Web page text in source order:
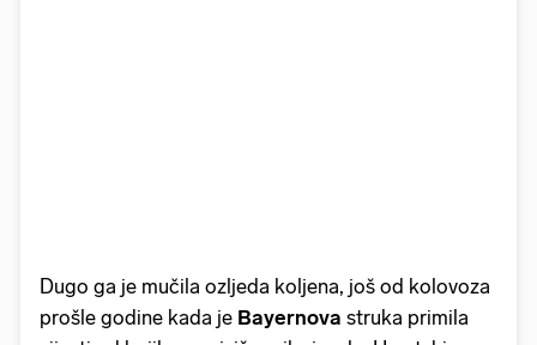
Dugo ga je mučila ozljeda koljena, još od kolovoza
prošle godine kada je Bayernova struka primila